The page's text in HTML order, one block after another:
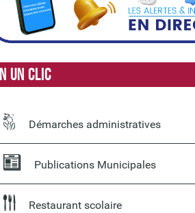
un clic
Démarches administratives
Publications Municipales
Restaurant scolaire